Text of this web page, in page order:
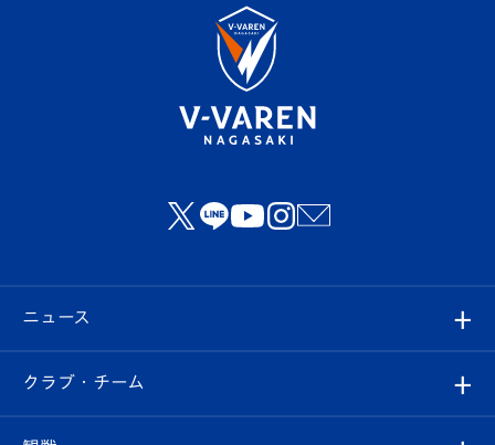
ニュース
すべて
クラブ・チーム